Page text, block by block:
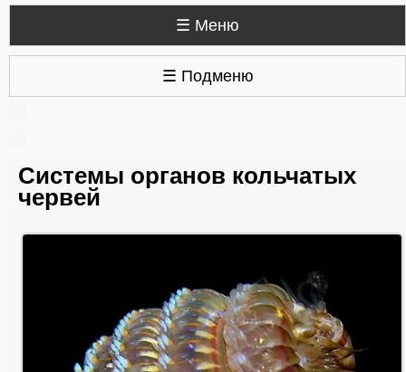
☰ Меню
☰ Подменю
Системы органов кольчатых
червей